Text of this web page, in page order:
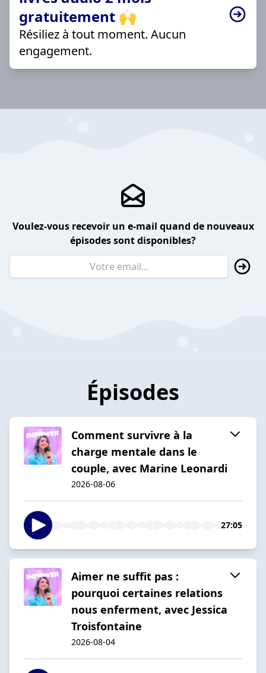
gratuitement 🙌
Résiliez à tout moment. Aucun
engagement.
Voulez-vous recevoir un e-mail quand de nouveaux
épisodes sont disponibles?
Épisodes
Comment survivre à la
charge mentale dans le
couple, avec Marine Leonardi
2026-08-06
27:05
Aimer ne suffit pas :
pourquoi certaines relations
nous enferment, avec Jessica
Troisfontaine
2026-08-04